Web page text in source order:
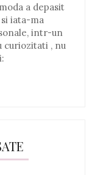
a depasit
iata-ma
intr-un
curiozitati , nu